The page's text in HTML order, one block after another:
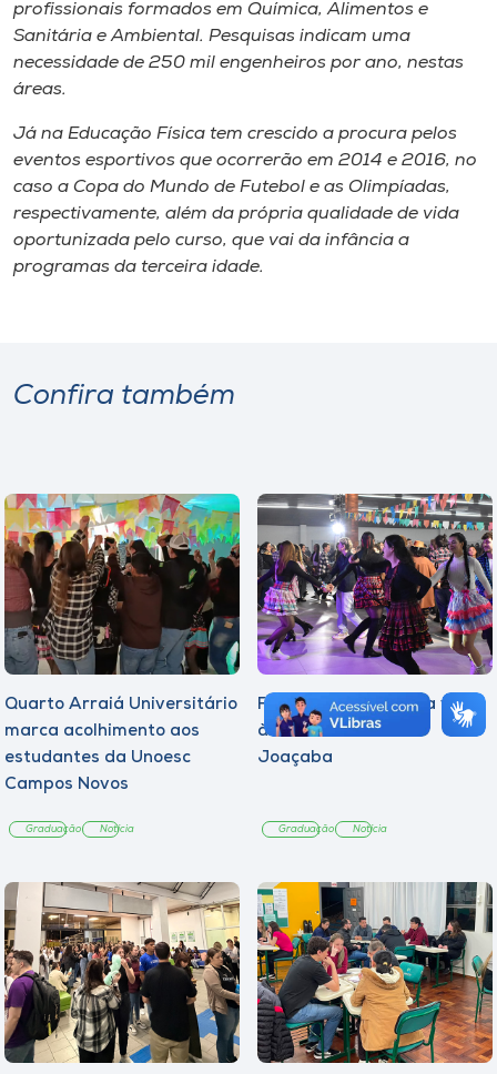
profissionais formados em Química, Alimentos e
Sanitária e Ambiental. Pesquisas indicam uma
necessidade de 250 mil engenheiros por ano, nestas
áreas.
Já na Educação Física tem crescido a procura pelos
eventos esportivos que ocorrerão em 2014 e 2016, no
caso a Copa do Mundo de Futebol e as Olimpíadas,
respectivamente, além da própria qualidade de vida
oportunizada pelo curso, que vai da infância a
programas da terceira idade.
Confira também
Quarto Arraiá Universitário
marca acolhimento aos
estudantes da Unoesc
Campos Novos
Graduação Notícia
Festa Julina marca a volta
às aulas na Unoesc
Joaçaba
Graduação Notícia